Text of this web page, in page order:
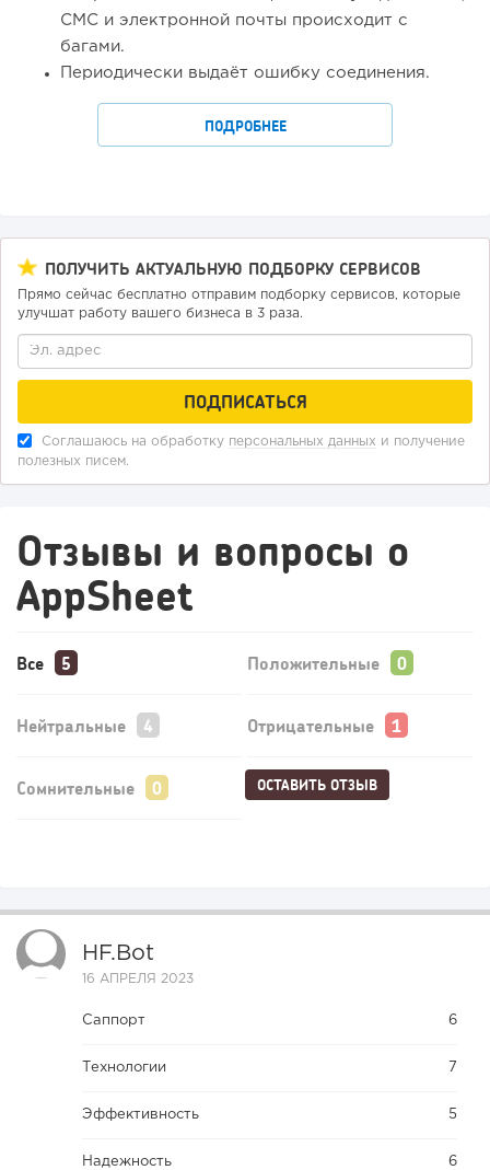
СМС и электронной почты происходит с
багами.
Периодически выдаёт ошибку соединения.
ПОДРОБНЕЕ
ПОЛУЧИТЬ АКТУАЛЬНУЮ ПОДБОРКУ СЕРВИСОВ
Прямо сейчас бесплатно отправим подборку сервисов, которые
улучшат работу вашего бизнеса в 3 раза.
Соглашаюсь на обработку персональных данных и получение
полезных писем.
Отзывы и вопросы о
AppSheet
Все Положительные
Нейтральные Отрицательные
Сомнительные ОСТАВИТЬ ОТЗЫВ
HF.bot
16 АПРЕЛЯ 2023
Саппорт 6
Технологии 7
Эффективность 5
Надежность 6